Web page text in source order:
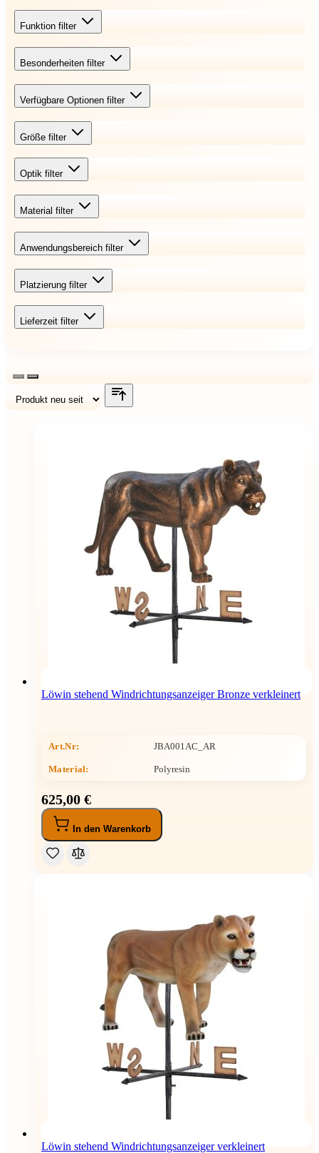
Funktion filter
Besonderheiten filter
Verfügbare Optionen filter
Größe filter
Optik filter
Material filter
Anwendungsbereich filter
Platzierung filter
Lieferzeit filter
Löwin stehend Windrichtungsanzeiger Bronze verkleinert
Art.Nr: JBA001AC_AR
Material: Polyresin
625,00 €
In den Warenkorb
Löwin stehend Windrichtungsanzeiger verkleinert